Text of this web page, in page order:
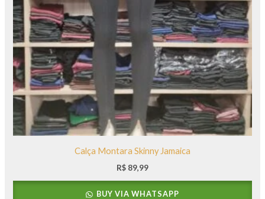
Calça Montara Skinny Jamaica
R$ 89,99
BUY VIA WHATSAPP